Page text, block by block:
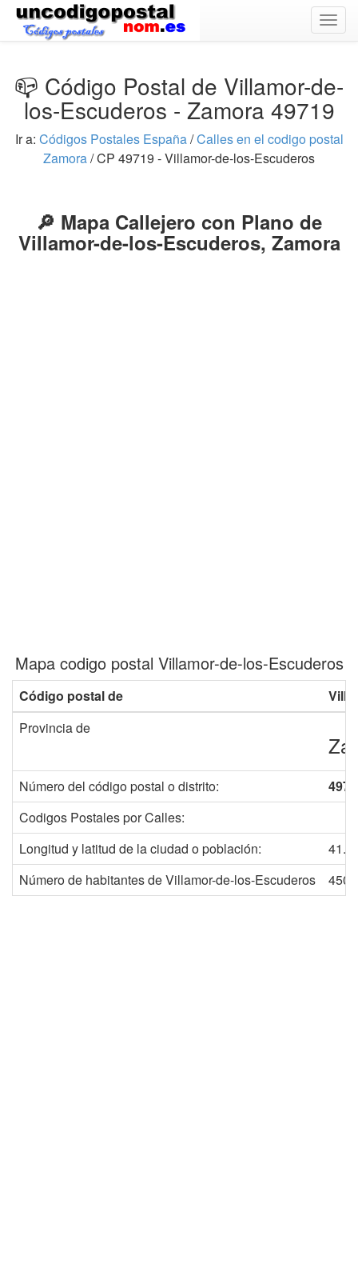
📪 Código Postal de Villamor-de-
los-Escuderos - Zamora 49719
Ir a: Códigos Postales España/Calles en el codigo postal
Zamora/ CP 49719 - Villamor-de-los-Escuderos
🔎 Mapa Callejero con Plano de
Villamor-de-los-Escuderos, Zamora
Mapa codigo postal Villamor-de-los-Escuderos
Código postal de
Provincia de
Número del código postal o distrito:
Codigos Postales por Calles:
Longitud y latitud de la ciudad o población:
Número de habitantes de Villamor-de-los-Escuderos
450